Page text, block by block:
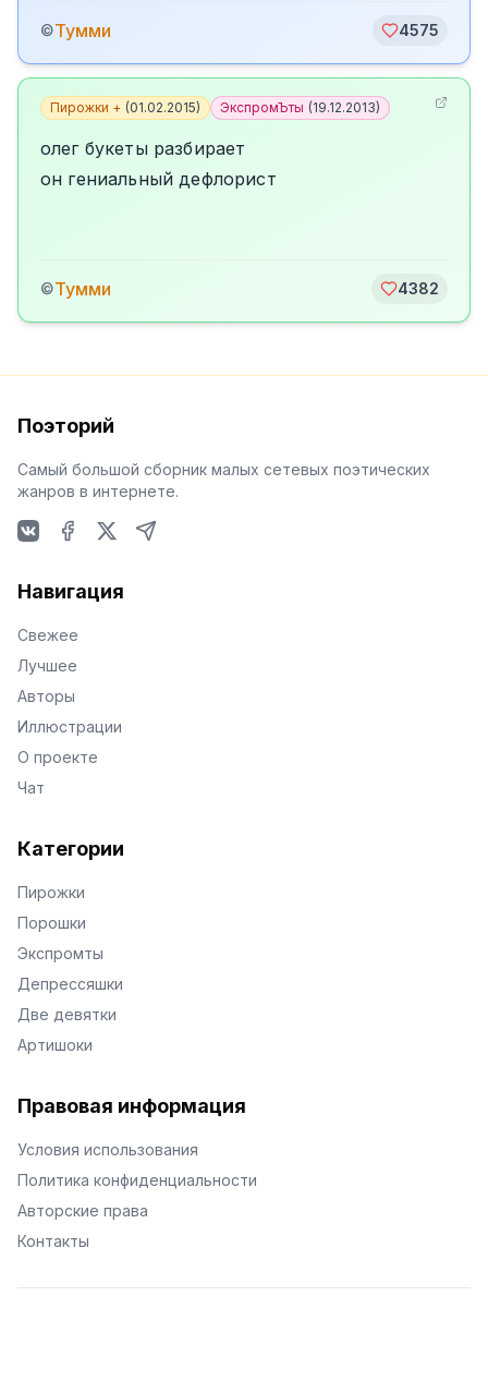
©Тумми 4575
Пирожки + (01.02.2015) ЭкспромЪты (19.12.2013)
олег букеты разбирает
он гениальный дефлорист
©Тумми 4382
Поэторий
Самый большой сборник малых сетевых поэтических
жанров в интернете.
Навигация
Свежее
Лучшее
Авторы
Иллюстрации
О проекте
Чат
Категории
Пирожки
Порошки
Экспромты
Депрессяшки
Две девятки
Артишоки
Правовая информация
Условия использования
Политика конфиденциальности
Авторские права
Контакты